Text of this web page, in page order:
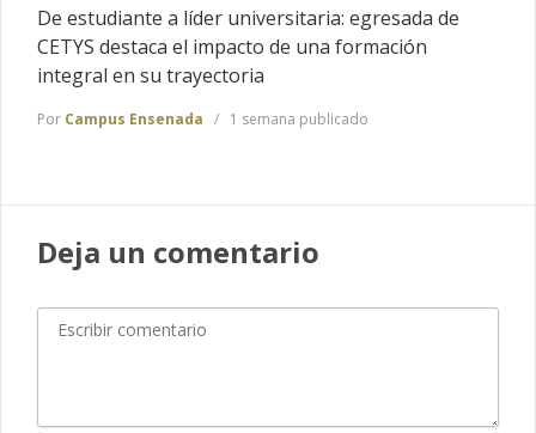
De estudiante a líder universitaria: egresada de
CETYS destaca el impacto de una formación
integral en su trayectoria
Por Campus Ensenada 1 semana publicado
Deja un comentario